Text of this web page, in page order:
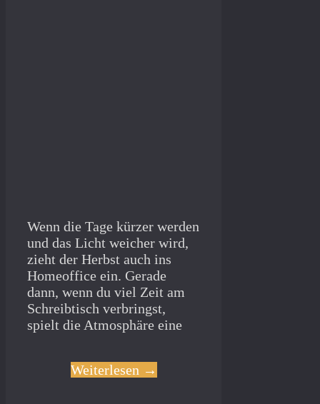
Wenn die Tage kürzer werden
und das Licht weicher wird,
zieht der Herbst auch ins
Homeoffice ein. Gerade
dann, wenn du viel Zeit am
Schreibtisch verbringst,
spielt die Atmosphäre eine
Weiterlesen →